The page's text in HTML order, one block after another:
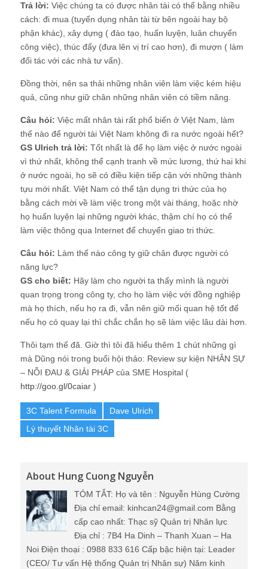
Trả lời: Việc chúng ta có được nhân tài có thể bằng nhiều
cách: đi mua (tuyển dụng nhân tài từ bên ngoài hay bộ
phận khác), xây dựng ( đào tạo, huấn luyện, luân chuyển
công việc), thúc đẩy (đưa lên vị trí cao hơn), đi mượn ( làm
đối tác với các nhà tư vấn).
Đồng thời, nên sa thải những nhân viên làm việc kém hiệu
quả, cũng như giữ chân những nhân viên có tiềm năng.
Câu hỏi: Việc mất nhân tài rất phổ biến ở Việt Nam, làm
thế nào để người tài Việt Nam không đi ra nước ngoài hết?
GS Ulrich trả lời: Tốt nhất là để họ làm việc ở nước ngoài
vì thứ nhất, không thể cạnh tranh về mức lương, thứ hai khi
ở nước ngoài, họ sẽ có điều kiện tiếp cận với những thành
tựu mới nhất. Việt Nam có thể tận dụng tri thức của họ
bằng cách mời về làm việc trong một vài tháng, hoặc nhờ
họ huấn luyện lại những người khác, thậm chí họ có thể
làm việc thông qua Internet để chuyển giao tri thức.
Câu hỏi: Làm thế nào công ty giữ chân được người có
năng lực?
GS cho biết: Hãy làm cho người ta thấy mình là người
quan trọng trong công ty, cho họ làm việc với đồng nghiệp
mà họ thích, nếu họ ra đi, vẫn nên giữ mối quan hệ tốt để
nếu họ có quay lại thì chắc chắn họ sẽ làm việc lâu dài hơn.
Thôi tạm thế đã. Giờ thì tôi đã hiểu thêm 1 chút những gì
mà Dũng nói trong buổi hội thảo: Review sự kiện NHÂN SỰ
– NỖI ĐAU & GIẢI PHÁP của SME Hospital (
http://goo.gl/0caiar )
3C Talent Formula
Dave Ulrich
Lý thuyết Nhân tài 3C
About Hung Cuong Nguyễn
TÓM TẮT: Họ và tên : Nguyễn Hùng Cường
Địa chỉ email: kinhcan24@gmail.com Bằng
cấp cao nhất: Thạc sỹ Quản trị Nhân lực
Địa chỉ : 7B4 Ha Dinh – Thanh Xuan – Ha
Noi Điện thoại : 0988 833 616 Cấp bậc hiện tại: Leader
(CEO/ Tư vấn Hệ thống Quản trị Nhân sự) Năm kinh